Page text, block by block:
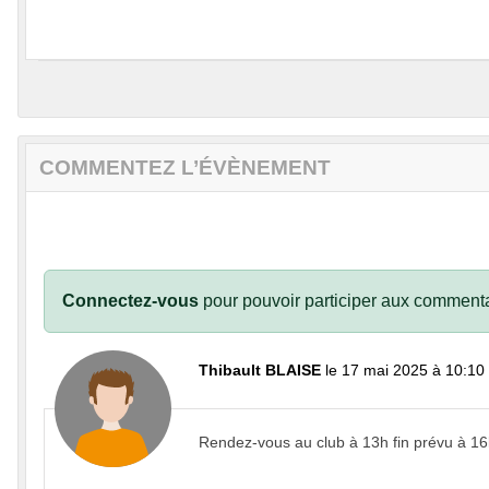
COMMENTEZ L’ÉVÈNEMENT
Connectez-vous pour pouvoir participer aux
Thibault BLAISE le 17 mai 2025 à 10:10
Rendez-vous au club à 13h fin prévu à